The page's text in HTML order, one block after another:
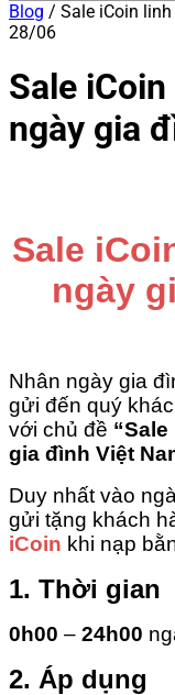
Blog / Sale iCoin
28/06
Sale
ngày gia
Sale
ngày
Nhân ngày gia
gửi đến quý
với chủ đề
gia đình Việt
Duy nhất vào
gửi tặng khách
iCoin khi nạp
1. Thời gian
0h00 – 24h00
2. Áp dụng